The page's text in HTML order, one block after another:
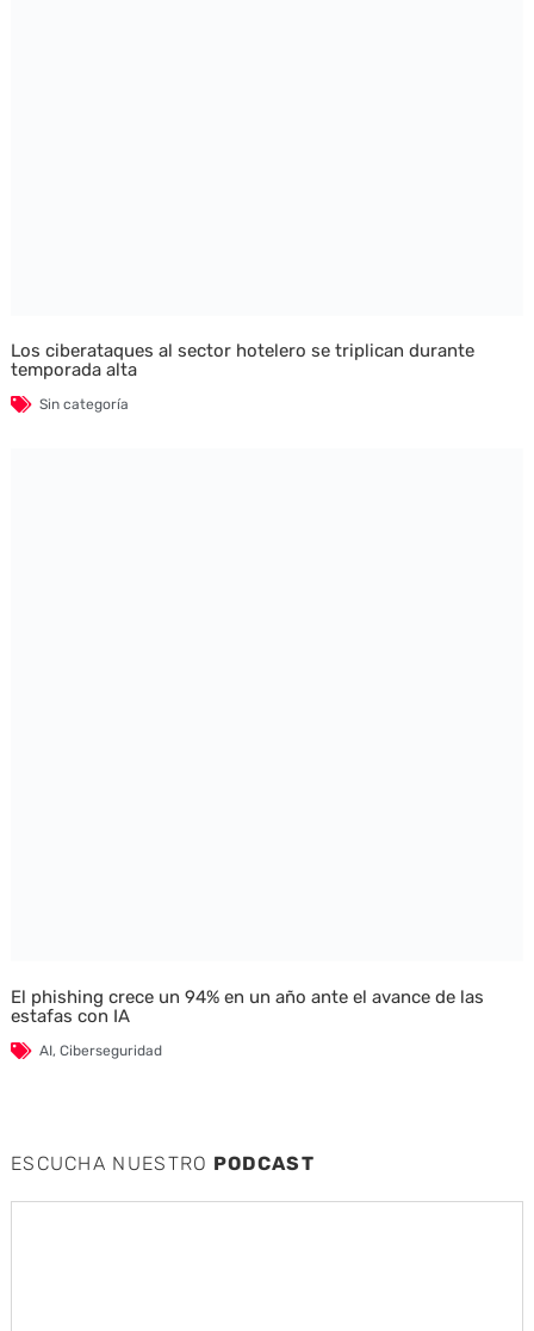
Los ciberataques al sector hotelero se triplican durante
temporada alta
Sin categoría
El phishing crece un 94% en un año ante el avance de las
estafas con IA
AI, Ciberseguridad
ESCUCHA NUESTRO PODCAST